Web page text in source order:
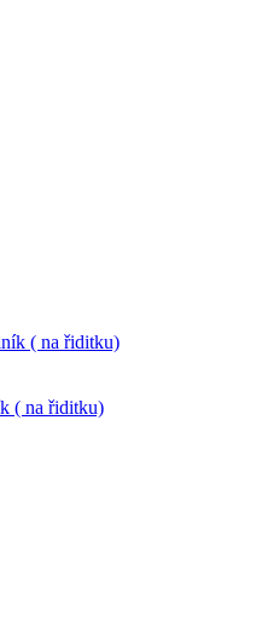
( na řiditku)